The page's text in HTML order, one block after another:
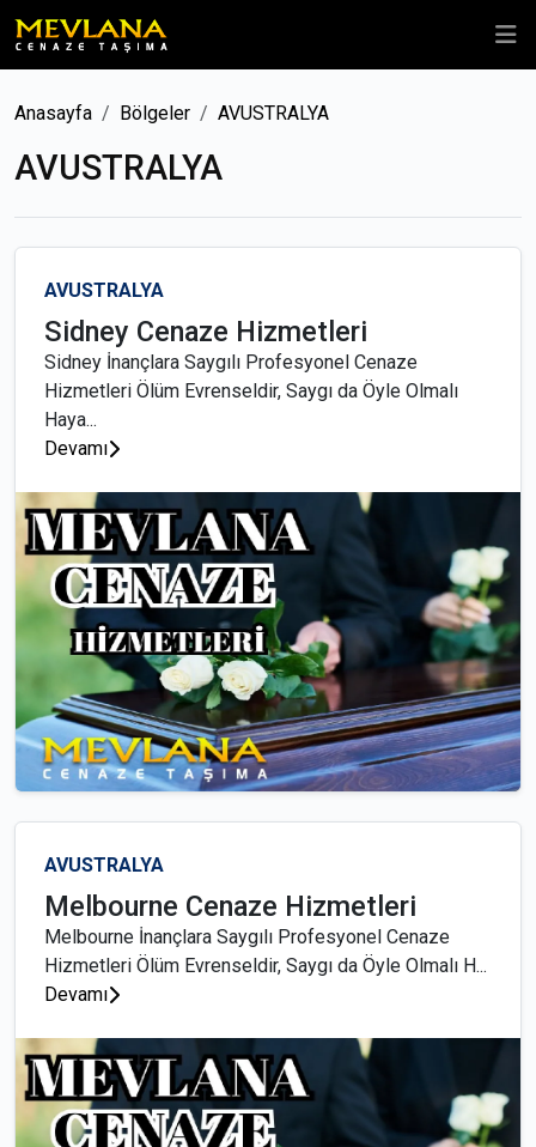
Anasayfa Bölgeler AVUSTRALYA
AVUSTRALYA
AVUSTRALYA
Sidney Cenaze Hizmetleri
Sidney İnançlara Saygılı Profesyonel Cenaze
Hizmetleri Ölüm Evrenseldir, Saygı da Öyle Olmalı
Haya...
Devamı
AVUSTRALYA
Melbourne Cenaze Hizmetleri
Melbourne İnançlara Saygılı Profesyonel Cenaze
Hizmetleri Ölüm Evrenseldir, Saygı da Öyle Olmalı H...
Devamı